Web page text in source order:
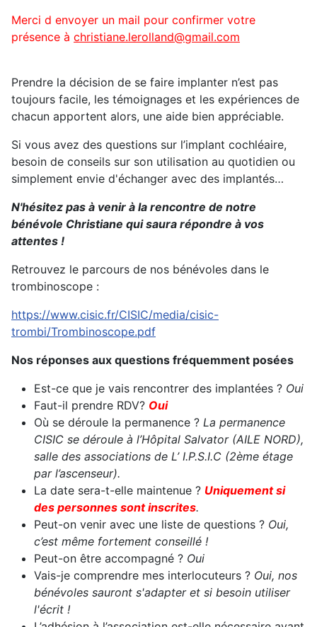
Merci d envoyer un mail pour confirmer votre
présence à christiane.lerolland@gmail.com
Prendre la décision de se faire implanter n’est pas
toujours facile, les témoignages et les expériences de
chacun apportent alors, une aide bien appréciable.
Si vous avez des questions sur l’implant cochléaire,
besoin de conseils sur son utilisation au quotidien ou
simplement envie d'échanger avec des implantés…
N'hésitez pas à venir à la rencontre de notre
bénévole Christiane qui saura répondre à vos
attentes !
Retrouvez le parcours de nos bénévoles dans le
trombinoscope :
https://www.cisic.fr/CISIC/media/cisic-
trombi/Trombinoscope.pdf
Nos réponses aux questions fréquemment posées
Est-ce que je vais rencontrer des implantées ? Oui
Faut-il prendre RDV? Oui
Où se déroule la permanence ? La permanence
CISIC se déroule à l’Hôpital Salvator (AILE NORD),
salle des associations de L’ I.P.S.I.C (2ème étage
par l’ascenseur).
La date sera-t-elle maintenue ? Uniquement si
des personnes sont inscrites.
Peut-on venir avec une liste de questions ? Oui,
c’est même fortement conseillé !
Peut-on être accompagné ? Oui
Vais-je comprendre mes interlocuteurs ? Oui, nos
bénévoles sauront s'adapter et si besoin utiliser
l'écrit !